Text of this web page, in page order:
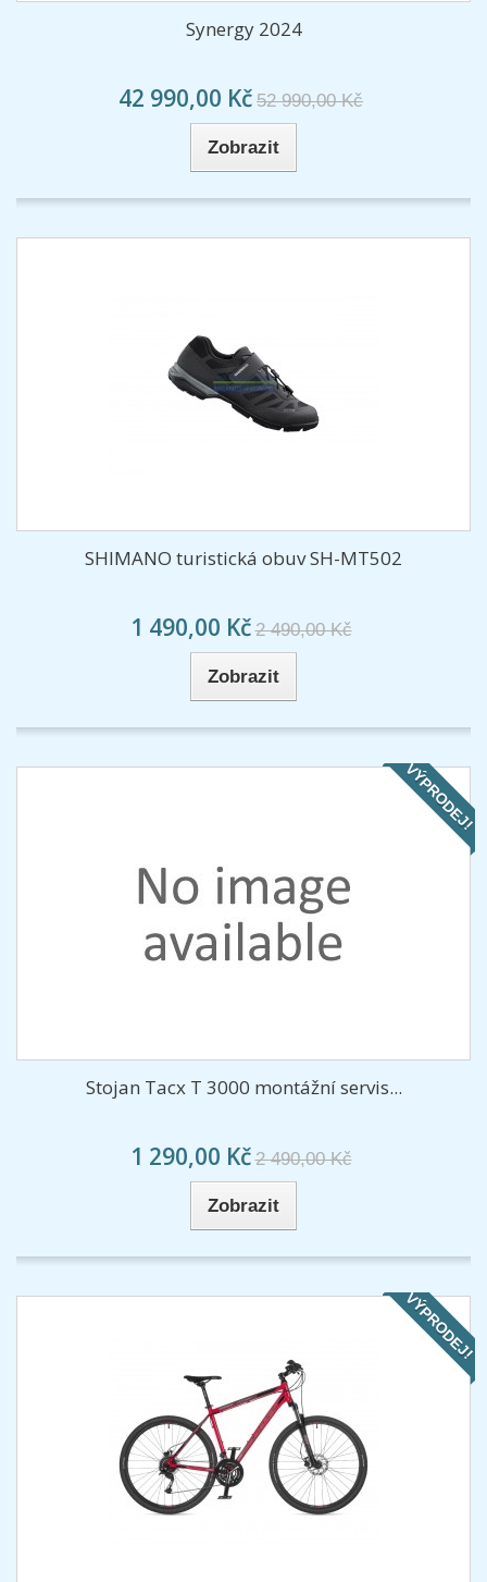
Synergy 2024
42 990,00 Kč 52 990,00 Kč
Zobrazit
SHIMANO turistická obuv SH-MT502
1 490,00 Kč 2 490,00 Kč
Zobrazit
VÝPRODEJ!
Stojan Tacx T 3000 montážní servis...
1 290,00 Kč 2 490,00 Kč
Zobrazit
VÝPRODEJ!